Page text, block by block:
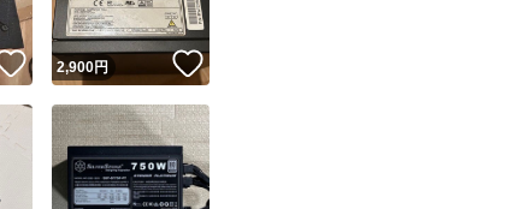
送
このユーザーは高頻度で24時間以内＆設定した発送日数内に発送してい
ます
このユーザーは高頻度で24時間以内に発送しています
このユーザーは設定した発送日数内に発送しています
いいね！
2,900円 いいね！